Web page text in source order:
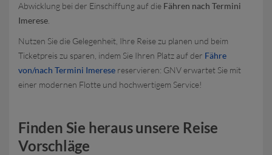
Abwicklung bei der Einschiffung auf die Fähren nach Termini
Imerese
Nutzen Sie die Gelegenheit, Ihre Reise zu planen und beim
Ticketpreis zu sparen, indem Sie Ihren Platz auf der Fähre
von/nach Termini Imerese reservieren: GNV erwartet Sie mit
einer modernen Flotte und hochwertigem Service!
Finden Sie heraus unsere Reise
Vorschläge